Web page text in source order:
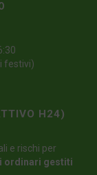
i festivi)
H24)
e rischi per
ordinari gestiti